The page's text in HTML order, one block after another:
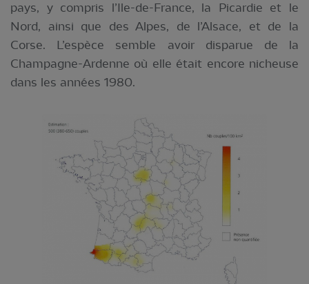
pays, y compris l’Ile-de-France, la Picardie et le
Nord, ainsi que des Alpes, de l’Alsace, et de la
Corse. L’espèce semble avoir disparue de la
Champagne-Ardenne où elle était encore nicheuse
dans les années 1980.